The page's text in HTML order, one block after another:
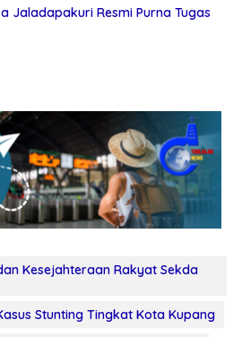
Jaladapakuri Resmi Purna Tugas
Kesejahteraan Rakyat Sekda
Stunting Tingkat Kota Kupang